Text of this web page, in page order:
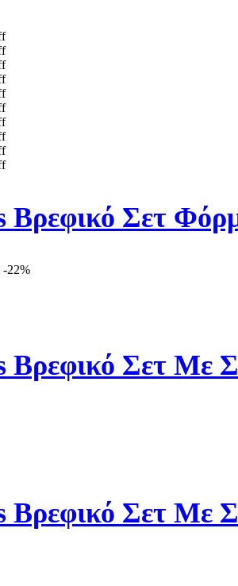
Βρεφικό Σετ
-22%
Βρεφικό Σετ Με
Βρεφικό Σετ Με